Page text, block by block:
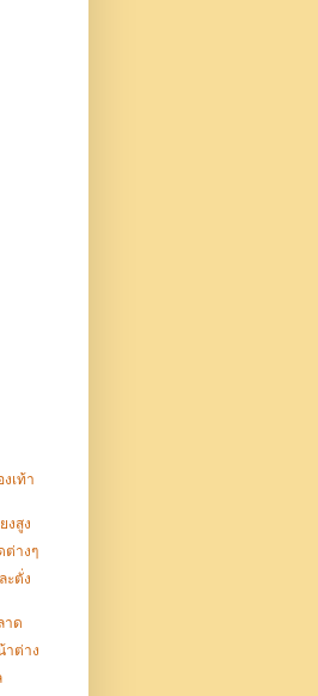
เท้า
งสูง
ต่างๆ
ะตั่ง
าด
าต่าง